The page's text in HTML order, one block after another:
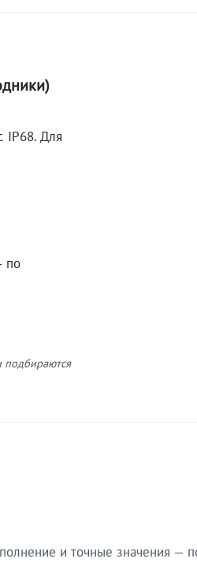
IP68. Для
по
подбираются
и точные значения —